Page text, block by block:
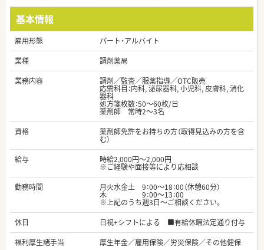
基本情報
雇用形態
パート・アルバイト
業種
調剤薬局
業務内容
調剤／監査／服薬指導／OTC販売
応需科目：内科, 泌尿器科, 小児科, 皮膚科, 消化
器科
処方箋枚数：50～60枚/日
薬剤師 常時2～3名
資格
薬剤師免許をお持ちの方（取得見込みの方を含
む）
給与
時給2,000円～2,000円
※ご経験や面接等により応相談
勤務時間
月火水金土 9：00～18：00（休憩60分）
木 9：00～13：00
※上記のうち週3日～ご相談ください。
休日
日祝+シフトによる ■有給休暇法定通り付与
福利厚生諸手当
厚生年金／雇用保険／労災保険／その他健保